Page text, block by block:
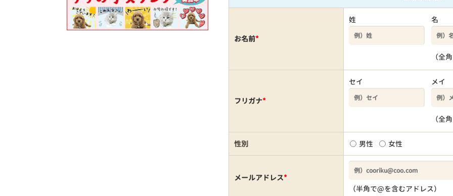
お名前*
姓 名
（全
フリガナ*
セイ メイ
（全
性別 男性 女性
メールアドレス*
（半角で@を含むアドレス）